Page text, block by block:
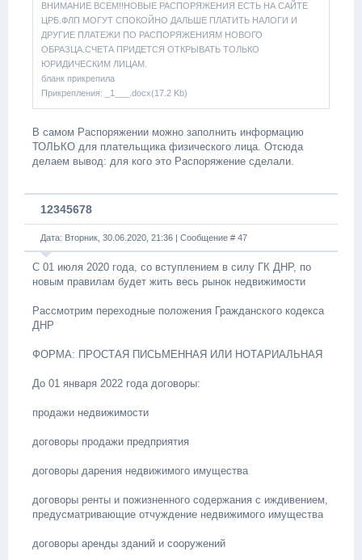
ВНИМАНИЕ ВСЕМ!!НОВЫЕ РАСПОРЯЖЕНИЯ ЕСТЬ НА САЙТЕ
ЦРБ.ФЛП МОГУТ СПОКОЙНО ДАЛЬШЕ ПЛАТИТЬ НАЛОГИ И
ДРУГИЕ ПЛАТЕЖИ ПО РАСПОРЯЖЕНИЯМ НОВОГО
ОБРАЗЦА.СЧЕТА ПРИДЕТСЯ ОТКРЫВАТЬ ТОЛЬКО
ЮРИДИЧЕСКИМ ЛИЦАМ.
бланк прикрепила
Прикрепления: _1___.docx(17.2 Kb)
В самом Распоряжении можно заполнить информацию
ТОЛЬКО для плательщика физического лица. Отсюда
делаем вывод: для кого это Распоряжение сделали.
12345678
Дата: Вторник, 30.06.2020, 21:36 | Сообщение # 47
С 01 июля 2020 года, со вступлением в силу ГК ДНР, по
новым правилам будет жить весь рынок недвижимости
Рассмотрим переходные положения Гражданского кодекса
ДНР
ФОРМА: ПРОСТАЯ ПИСЬМЕННАЯ ИЛИ НОТАРИАЛЬНАЯ
До 01 января 2022 года договоры:
продажи недвижимости
договоры продажи предприятия
договоры дарения недвижимого имущества
договоры ренты и пожизненного содержания с иждивением,
предусматривающие отчуждение недвижимого имущества
договоры аренды зданий и сооружений